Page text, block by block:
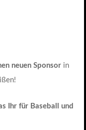
neuen Sponsor in
Ihr für Baseball und